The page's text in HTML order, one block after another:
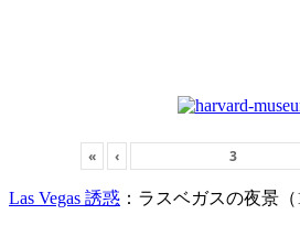
« ‹
Las Vegas 誘惑 ：ラスベガスの夜景（